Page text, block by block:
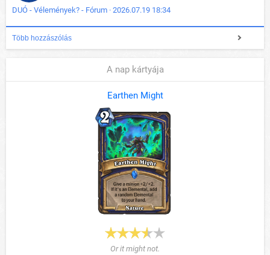
DUÓ - Vélemények? - Fórum · 2026.07.19 18:34
Több hozzászólás
A nap kártyája
Earthen Might
Or it might not.